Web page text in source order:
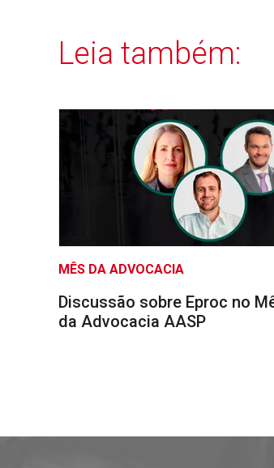
Leia também:
MÊS DA ADVOCACIA
Discussão sobre Eproc no
da Advocacia AASP